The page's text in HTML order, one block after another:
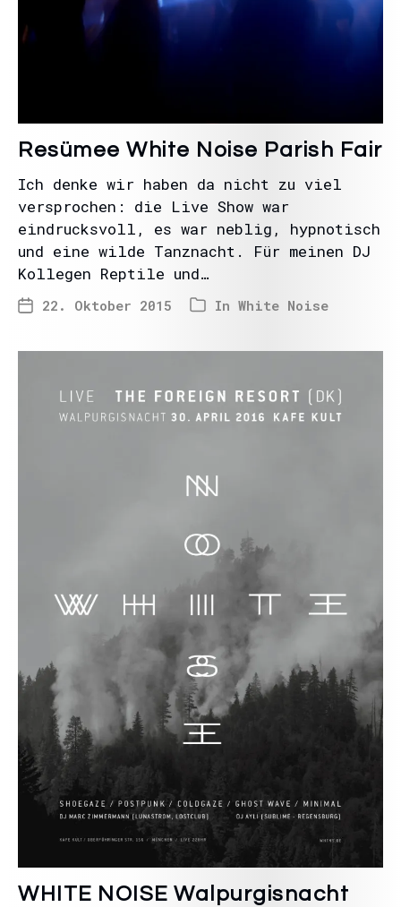
Resümee White Noise Parish Fair
Ich denke wir haben da nicht zu viel
versprochen: die Live Show war
eindrucksvoll, es war neblig, hypnotisch
und eine wilde Tanznacht. Für meinen DJ
Kollegen Reptile und…
22. Oktober 2015 In White Noise
WHITE NOISE Walpurgisnacht